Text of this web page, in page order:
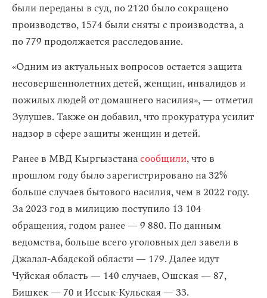
были переданы в суд, по 2120 было сокращено
производство, 1574 были сняты с производства, а
по 779 продолжается расследование.
«Одним из актуальных вопросов остается защита
несовершеннолетних детей, женщин, инвалидов и
пожилых людей от домашнего насилия», — отметил
Зулушев. Также он добавил, что прокуратура усилит
надзор в сфере защиты женщин и детей.
Ранее в МВД Кыргызстанасообщили, что в
прошлом году было зарегистрировано на 32%
больше случаев бытового насилия, чем в 2022 году.
За 2023 год в милицию поступило 13 104
обращения, годом ранее — 9 880. По данным
ведомства, больше всего уголовных дел завели в
Джалал-Абадской области — 179. Далее идут
Чуйская область — 140 случаев, Ошская — 87,
Бишкек — 70 и Иссык-Кульская — 33.